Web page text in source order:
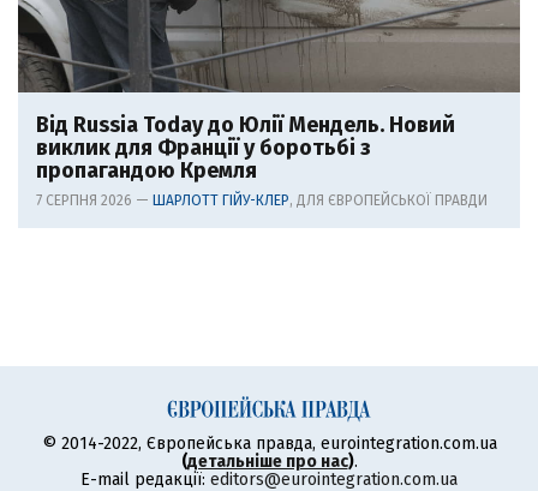
Від Russia Today до Юлії Мендель. Новий
виклик для Франції у боротьбі з
пропагандою Кремля
7 СЕРПНЯ 2026 — ШАРЛОТТ ГІЙУ-КЛЕР, ДЛЯ ЄВРОПЕЙСЬКОЇ ПРАВДИ
© 2014-2022, Європейська правда, eurointegration.com.ua
(детальніше про нас).
E-mail редакції: editors@eurointegration.com.ua